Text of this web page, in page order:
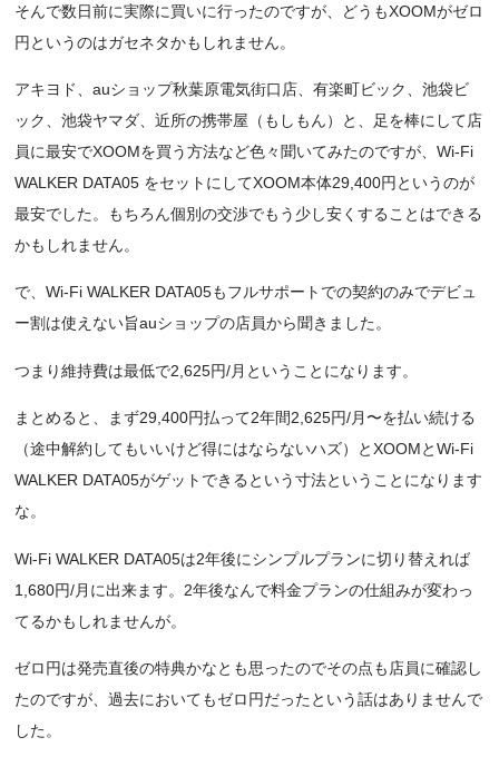
そんで数日前に実際に買いに行ったのですが、どうもXOOMがゼロ
円というのはガセネタかもしれません。
アキヨド、auショップ秋葉原電気街口店、有楽町ビック、池袋ビ
ック、池袋ヤマダ、近所の携帯屋（もしもん）と、足を棒にして店
員に最安でXOOMを買う方法など色々聞いてみたのですが、Wi-Fi
WALKER DATA05 をセットにしてXOOM本体29,400円というのが
最安でした。もちろん個別の交渉でもう少し安くすることはできる
かもしれません。
で、Wi-Fi WALKER DATA05もフルサポートでの契約のみでデビュ
ー割は使えない旨auショップの店員から聞きました。
つまり維持費は最低で2,625円/月ということになります。
まとめると、まず29,400円払って2年間2,625円/月〜を払い続ける
（途中解約してもいいけど得にはならないハズ）とXOOMとWi-Fi
WALKER DATA05がゲットできるという寸法ということになります
な。
Wi-Fi WALKER DATA05は2年後にシンプルプランに切り替えれば
1,680円/月に出来ます。2年後なんで料金プランの仕組みが変わっ
てるかもしれませんが。
ゼロ円は発売直後の特典かなとも思ったのでその点も店員に確認し
たのですが、過去においてもゼロ円だったという話はありませんで
した。